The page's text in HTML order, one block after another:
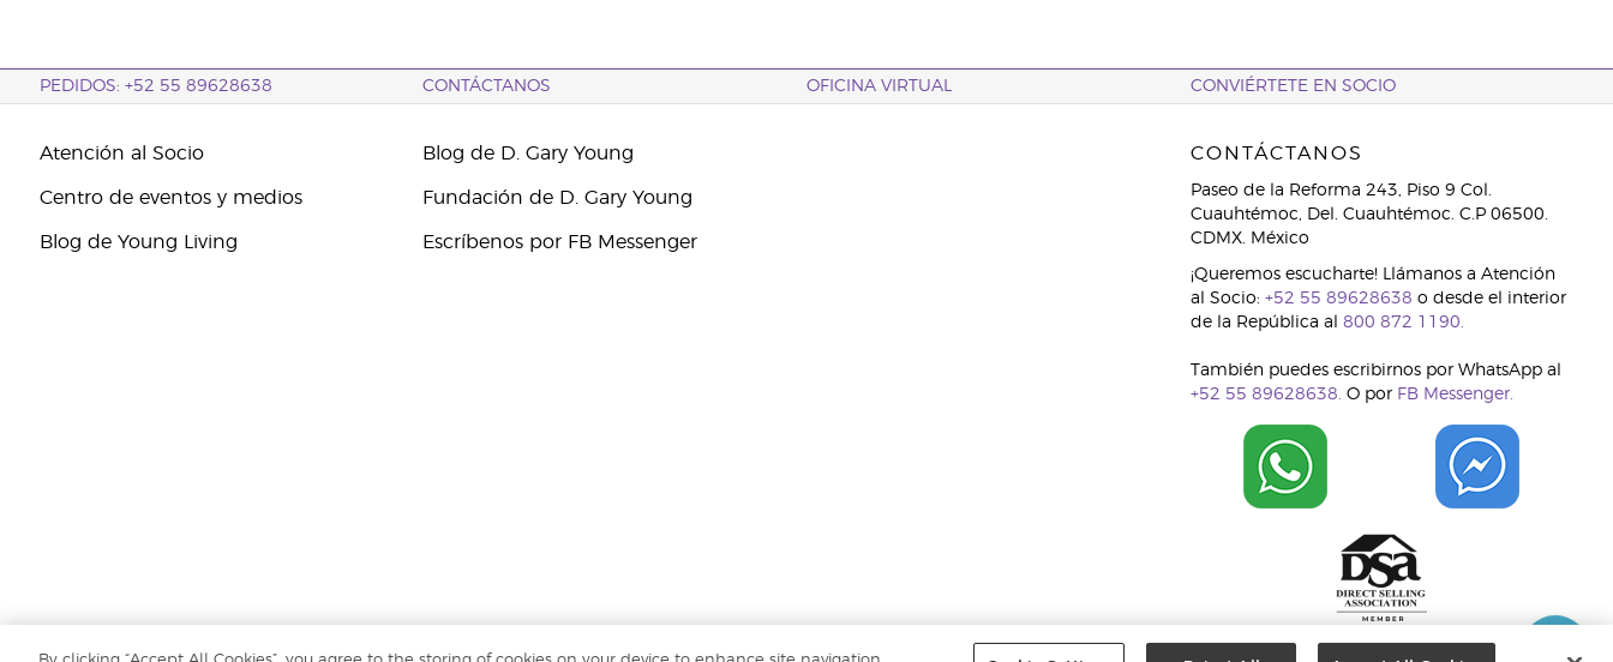
PEDIDOS: +52 55 89628638 CONTÁCTANOS OFICINA VIRTUAL CONVIÉRTETE EN SOCIO
Atención al Socio
Centro de eventos y medios
Blog de Young Living
Blog de D. Gary Young
Fundación de D. Gary Young
Escríbenos por FB Messenger
CONTÁCTANOS
Paseo de la Reforma 243, Piso 9 Col.
Cuauhtémoc, Del. Cuauhtémoc. C.P 06500.
CDMX. México
¡Queremos escucharte! Llámanos a Atención
al Socio: +52 55 89628638 o desde el interior
de la República al 800 872 1190.
También puedes escribirnos por WhatsApp al
+52 55 89628638. O por FB Messenger.